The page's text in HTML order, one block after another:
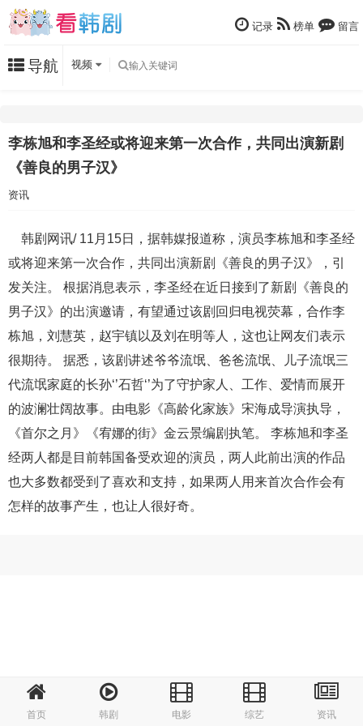
记录 榜单 留言
导航 视频
首页 韩剧 电影 综艺 资讯
李栋旭和李圣经或将迎来第一次合作，共同出演新剧
《善良的男子汉》
资讯
韩剧网讯/ 11月15日，据韩媒报道称，演员李栋旭和李圣经
或将迎来第一次合作，共同出演新剧《善良的男子汉》，引
发关注。 根据消息表示，李圣经在近日接到了新剧《善良的
男子汉》的出演邀请，有望通过该剧回归电视荧幕，合作李
栋旭，刘慧英，赵宇镇以及刘在明等人，这也让网友们表示
很期待。 据悉，该剧讲述爷爷流氓、爸爸流氓、儿子流氓三
代流氓家庭的长孙‘’石哲‘’为了守护家人、工作、爱情而展开
的波澜壮阔故事。由电影《高龄化家族》宋海成导演执导，
《首尔之月》《宥娜的街》金云景编剧执笔。 李栋旭和李圣
经两人都是目前韩国备受欢迎的演员，两人此前出演的作品
也大多数都受到了喜欢和支持，如果两人用来首次合作会有
怎样的故事产生，也让人很好奇。